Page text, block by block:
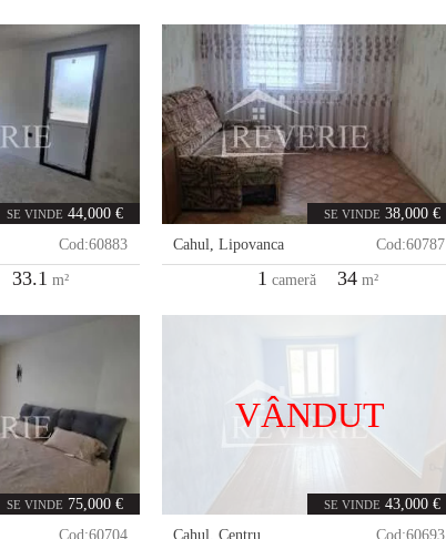
SE VINDE 44,000 €
Cod:60883
33.1 m²
SE VINDE 38,000 €
Cahul,Lipovanca Cod:60787
1 cameră 34 m²
SE VINDE 75,000 €
Cod:60704
VÂNDUT
SE VINDE 43,000 €
Cahul,Centru Cod:60693